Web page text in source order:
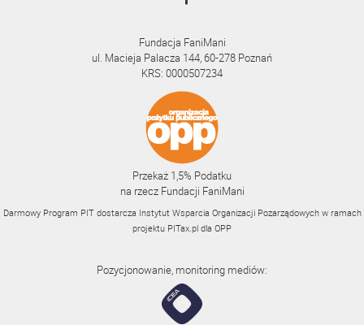
Fundacja FaniMani
ul. Macieja Palacza 144, 60-278 Poznań
KRS: 0000507234
Przekaż 1,5% Podatku
na rzecz Fundacji FaniMani
Darmowy Program PIT dostarcza Instytut Wsparcia Organizacji Pozarządowych w ramach
projektu PITax.pl dla OPP
Pozycjonowanie, monitoring mediów: